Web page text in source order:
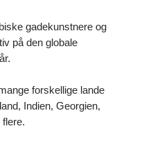
gadekunstnere og
på den globale
forskellige lande
Indien, Georgien,